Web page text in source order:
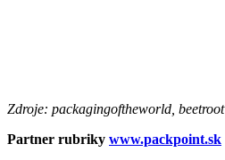
Zdroje: packagingoftheworld, beetroot
Partner rubriky www.packpoint.sk